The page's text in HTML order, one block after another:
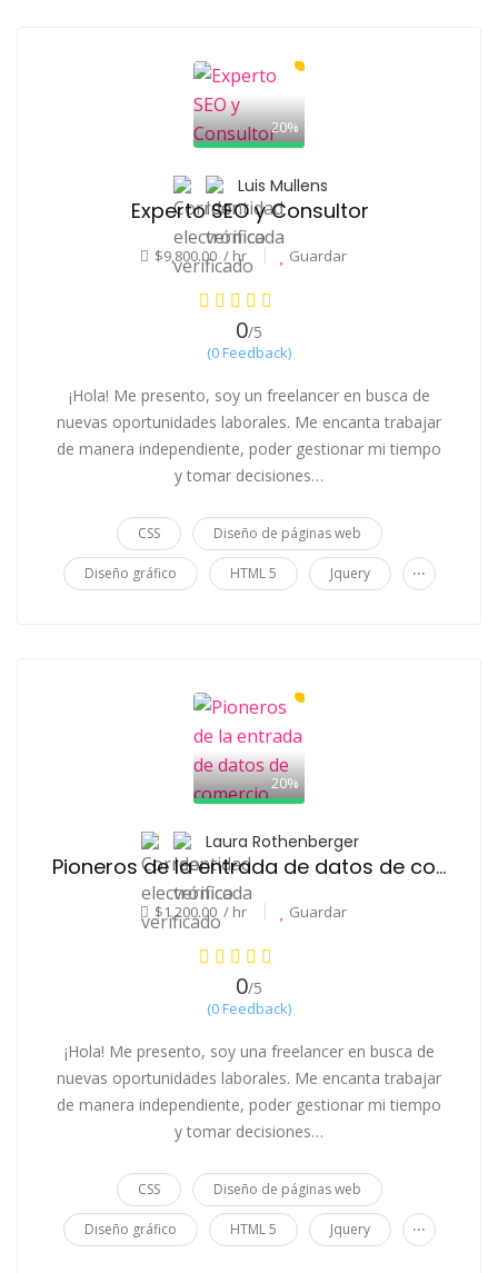
20%
Luis Mullens
Experto SEO y Consultor
$9,800.00 / hr Guardar
0/5
(0 Feedback)
¡Hola! Me presento, soy un freelancer en busca de
nuevas oportunidades laborales. Me encanta trabajar
de manera independiente, poder gestionar mi tiempo
y tomar decisiones…
CSS Diseño de páginas web
Diseño gráfico HTML 5 Jquery ...
20%
Laura Rothenberger
Pioneros de la entrada de datos de comercio electrónico
$1,200.00 / hr Guardar
0/5
(0 Feedback)
¡Hola! Me presento, soy una freelancer en busca de
nuevas oportunidades laborales. Me encanta trabajar
de manera independiente, poder gestionar mi tiempo
y tomar decisiones…
CSS Diseño de páginas web
Diseño gráfico HTML 5 Jquery ...